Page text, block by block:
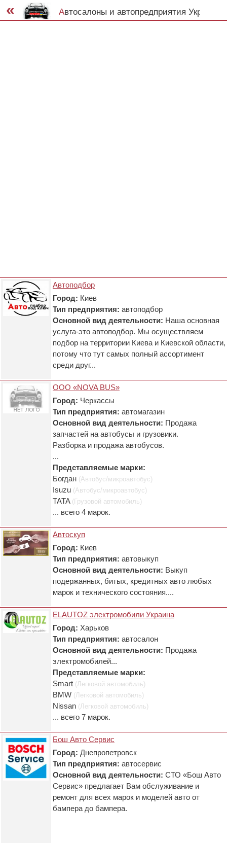
« автосалоны и автопредприятия Украины
Автоподбор
Город: Киев
Тип предприятия: автоподбор
Основной вид деятельности: Наша основная
услуга-это автоподбор. Мы осуществляем
подбор на территории Киева и Киевской области,
потому что тут самых полный ассортимент
среди друг...
ООО «NOVA BUS»
Город: Черкассы
Тип предприятия: автомагазин
Основной вид деятельности: Продажа
запчастей на автобусы и грузовики.
Разборка и продажа автобусов.
...
Представляемые марки:
Богдан (Автобус/микроавтобус)
Isuzu (Автобус/микроавтобус)
TATA (Грузовой автомобиль)
... всего 4 марок.
Автоскуп
Город: Киев
Тип предприятия: автовыкуп
Основной вид деятельности: Выкуп
подержанных, битых, кредитных авто любых
марок и технического состояния....
ELAUTOZ электромобили Украина
Город: Харьков
Тип предприятия: автосалон
Основной вид деятельности: Продажа
электромобилей...
Представляемые марки:
Smart (Легковой автомобиль)
BMW (Легковой автомобиль)
Nissan (Легковой автомобиль)
... всего 7 марок.
Бош Авто Сервис
Город: Днепропетровск
Тип предприятия: автосервис
Основной вид деятельности: СТО «Бош Авто
Сервис» предлагает Вам обслуживание и
ремонт для всех марок и моделей авто от
бампера до бампера.